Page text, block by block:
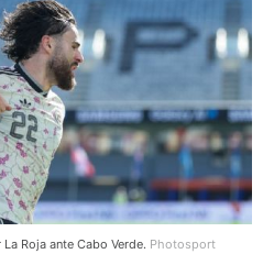
Roja ante Cabo Verde. Photosport